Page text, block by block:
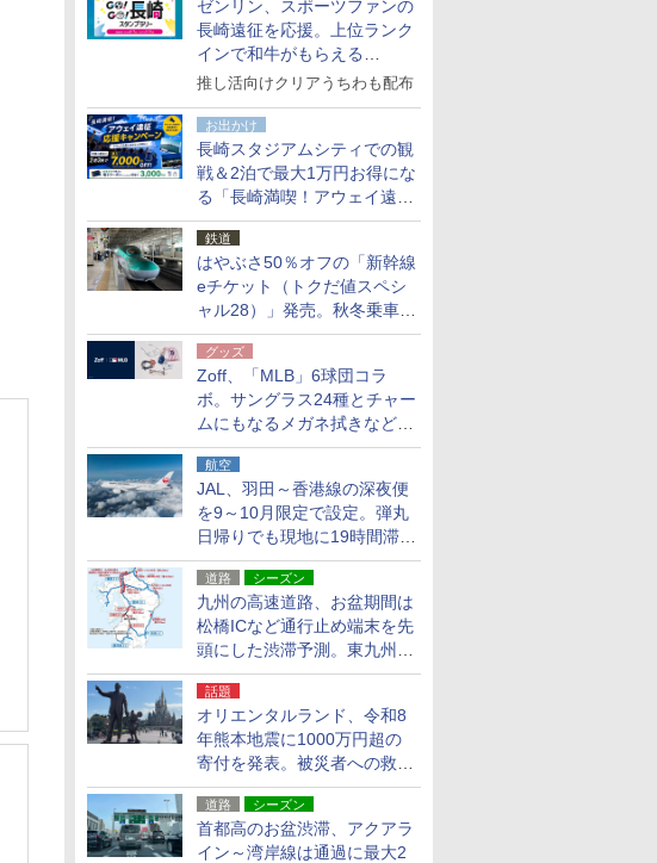
ゼンリン、スポーツファンの
長崎遠征を応援。上位ランク
インで和牛がもらえる
「GO！GO！長崎スタンプラ
推し活向けクリアうちわも配布
お出かけ
長崎スタジアムシティでの観
戦＆2泊で最大1万円お得にな
る「長崎満喫！アウェイ遠征
応援キャンペーン」
鉄道
はやぶさ50％オフの「新幹線
eチケット（トクだ値スペシ
ャル28）」発売。秋冬乗車
分、えきねっと限定
グッズ
Zoff、「MLB」6球団コラ
ボ。サングラス24種とチャー
ムにもなるメガネ拭きなど雑
貨24種
航空
JAL、羽田～香港線の深夜便
を9～10月限定で設定。弾丸
日帰りでも現地に19時間滞在
できる
道路 シーズン
九州の高速道路、お盆期間は
松橋ICなど通行止め端末を先
頭にした渋滞予測。東九州道
への迂回は料金調整を実施
話題
オリエンタルランド、令和8
年熊本地震に1000万円超の
寄付を発表。被災者への救援
活動・復旧支援
道路 シーズン
首都高のお盆渋滞、アクアラ
イン～湾岸線は通過に最大2